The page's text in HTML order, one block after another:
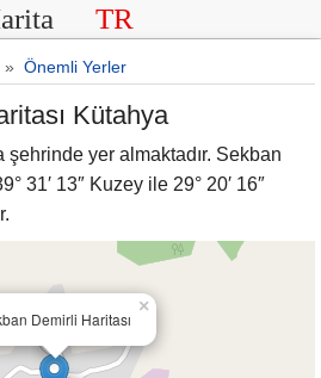
TR
» Önemli Yerler
Kütahya
şehrinde yer almaktadır. Sekban
31′ 13″ Kuzey ile 29° 20′ 16″
Demirli Haritası
×